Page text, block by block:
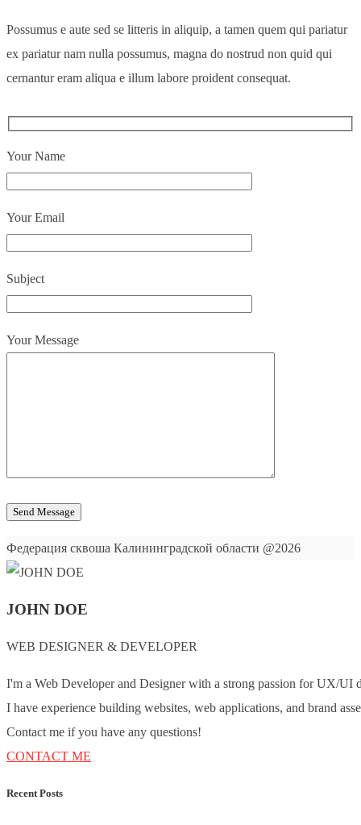
Possumus e aute sed se litteris in aliquip, a tamen quem qui pariatur
ex pariatur nam nulla possumus, magna do nostrud non quid qui
cernantur eram aliqua e illum labore proident consequat.
Your Name
Your Email
Subject
Your Message
Федерация сквоша Калининградской области @2026
JOHN DOE
WEB DESIGNER & DEVELOPER
I'm a Web Developer and Designer with a strong passion for UX/UI
I have experience building websites, web applications, and brand
Contact me if you have any questions!
CONTACT ME
Recent Posts